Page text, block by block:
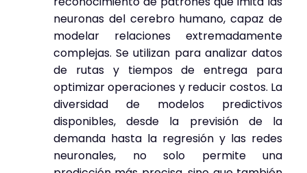
neuronas del cerebro humano, capaz de
modelar relaciones extremadamente
complejas. Se utilizan para analizar datos
de rutas y tiempos de entrega para
optimizar operaciones y reducir costos. La
diversidad de modelos predictivos
disponibles, desde la previsión de la
demanda hasta la regresión y las redes
neuronales, no solo permite una